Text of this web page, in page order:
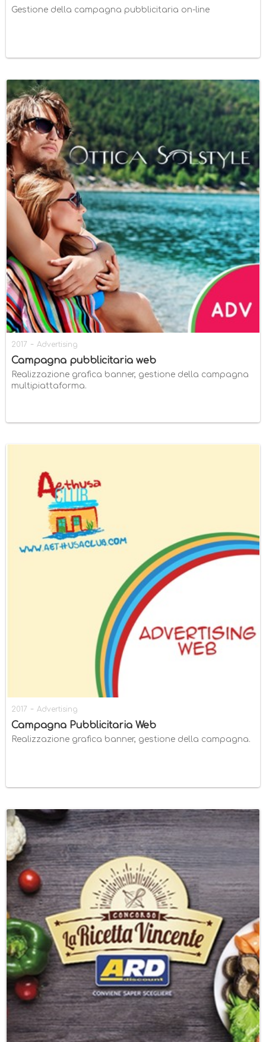
Gestione della campagna pubblicitaria on-line
2017 - Advertising
Campagna pubblicitaria web
Realizzazione grafica banner, gestione della campagna
multipiattaforma.
2017 - Advertising
Campagna Pubblicitaria Web
Realizzazione grafica banner, gestione della campagna.